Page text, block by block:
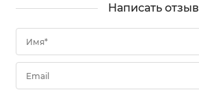
Написать отзыв
Имя*
Email